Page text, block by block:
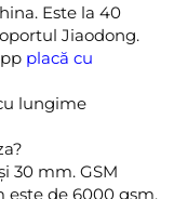
Este la 40
Jiaodong.
placă cu
lungime
30 mm. GSM
este de 6000 gsm.